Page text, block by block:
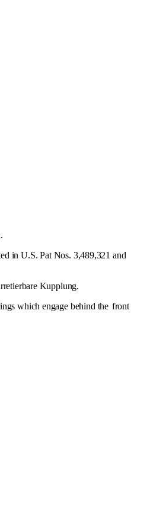
in U.S. Pat Nos. 3,489,321 and
Kupplung.
which engage behind the front